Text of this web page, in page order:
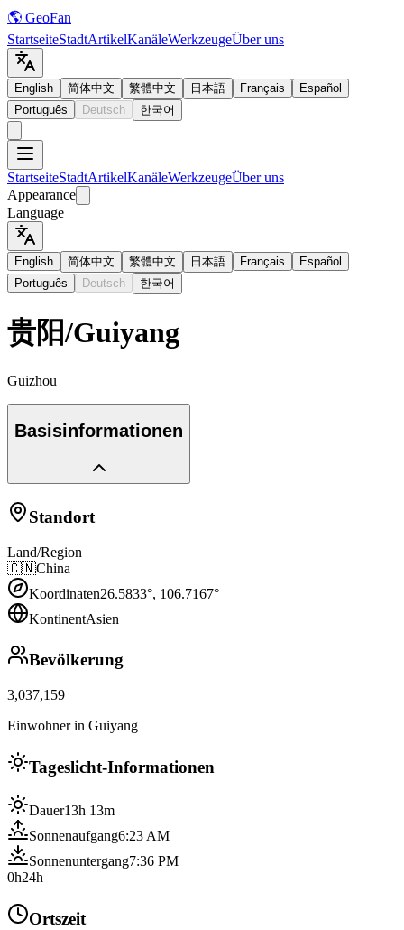
🌎 GeoFan
StartseiteStadtArtikelKanäleWerkzeugeÜber uns
English 简体中文 繁體中文 日本語 Français
Español
Português
Deutsch 한국어
StartseiteStadtArtikelKanäleWerkzeugeÜber uns
Appearance
Language
English 简体中文 繁體中文 日本語 Français
Español
Português
Deutsch 한국어
贵阳/Guiyang
Guizhou
Basisinformationen
Standort
Land/Region
🇨🇳China
Koordinaten26.5833°, 106.7167°
KontinentAsien
Bevölkerung
3,037,159
Einwohner in Guiyang
Tageslicht-Informationen
Dauer13h 13m
Sonnenaufgang6:23 AM
Sonnenuntergang7:36 PM
0h24h
Ortszeit